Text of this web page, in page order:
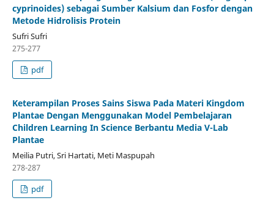
cyprinoides) sebagai Sumber Kalsium dan Fosfor dengan
Metode Hidrolisis Protein
Sufri Sufri
275-277
pdf
Keterampilan Proses Sains Siswa Pada Materi Kingdom
Plantae Dengan Menggunakan Model Pembelajaran
Children Learning In Science Berbantu Media V-Lab
Plantae
Meilia Putri, Sri Hartati, Meti Maspupah
278-287
pdf